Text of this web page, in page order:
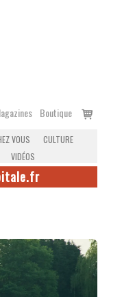
Boutique
Voir
VOUS
CULTURE
VIDÉOS